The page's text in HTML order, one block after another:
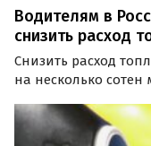
Водителям в
снизить расход
Снизить расход
на несколько
самых действенных
топлива при